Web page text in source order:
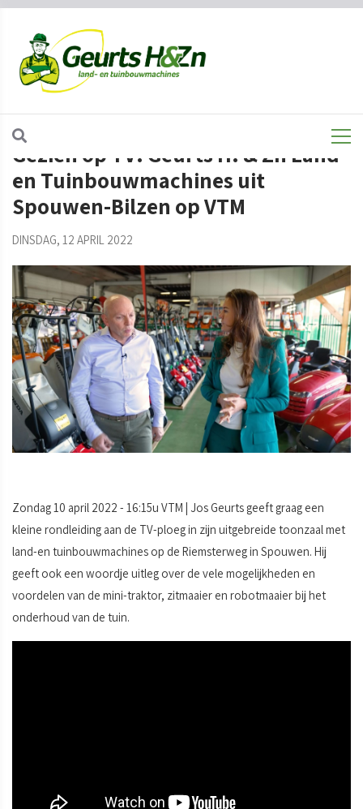
Gezien op TV: Geurts H. & Zn Land-
en Tuinbouwmachines uit
Spouwen-Bilzen op VTM
DINSDAG, 12 APRIL 2022
Zondag 10 april 2022 - 16:15u VTM | Jos Geurts geeft graag een
kleine rondleiding aan de TV-ploeg in zijn uitgebreide toonzaal met
land-en tuinbouwmachines op de Riemsterweg in Spouwen. Hij
geeft ook een woordje uitleg over de vele mogelijkheden en
voordelen van de mini-traktor, zitmaaier en robotmaaier bij het
onderhoud van de tuin.